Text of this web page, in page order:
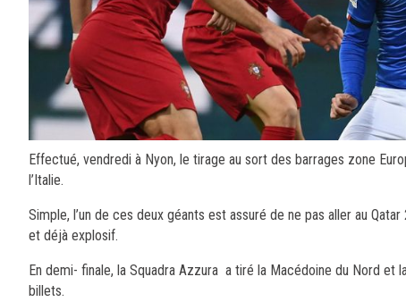
Effectué, vendredi à Nyon, le tirage au sort des barrages zone
l’Italie.
Simple, l’un de ces deux géants est assuré de ne pas aller au
et déjà explosif.
En demi- finale, la Squadra Azzura a tiré la Macédoine du Nord
billets.